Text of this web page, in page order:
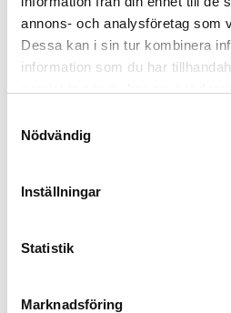
annons- och analysföretag som
Dessa kan i sin tur kombinera
information som du har
Nödvändig
Inställningar
Statistik
Marknadsföring